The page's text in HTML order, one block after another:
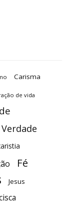
Carisma
de vida
Fé
Jesus